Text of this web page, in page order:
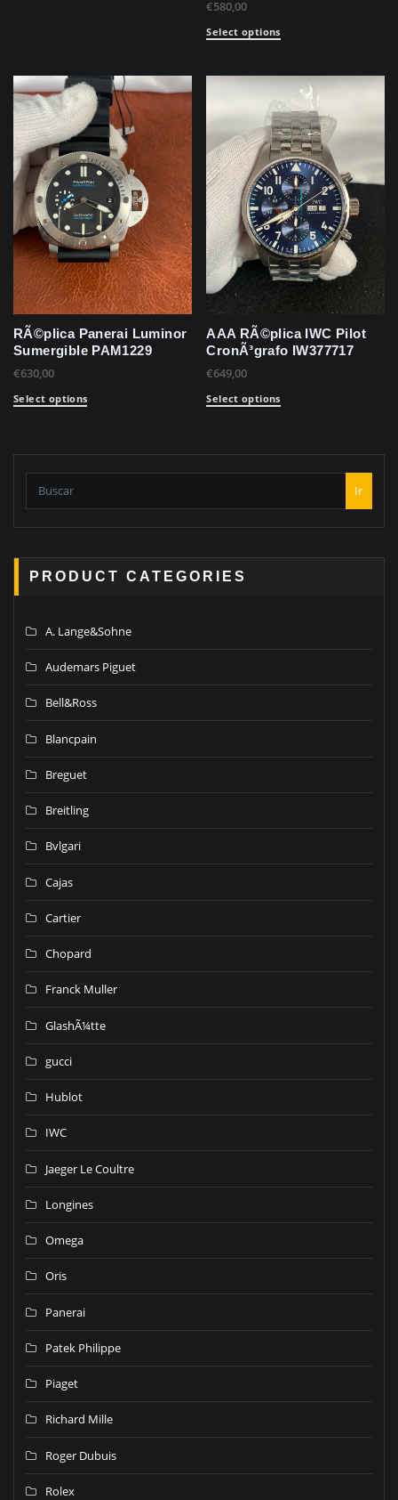
€580,00
Select options
RÃ©plica Panerai Luminor
Sumergible PAM1229
€630,00
Select options
AAA RÃ©plica IWC Pilot
CronÃ³grafo IW377717
€649,00
Select options
Ir
PRODUCT CATEGORIES
A. Lange&Sohne
Audemars Piguet
Bell&Ross
Blancpain
Breguet
Breitling
Bvlgari
Cajas
Cartier
Chopard
Franck Muller
GlashÃ¼tte
gucci
Hublot
IWC
Jaeger Le Coultre
Longines
Omega
Oris
Panerai
Patek Philippe
Piaget
Richard Mille
Roger Dubuis
Rolex